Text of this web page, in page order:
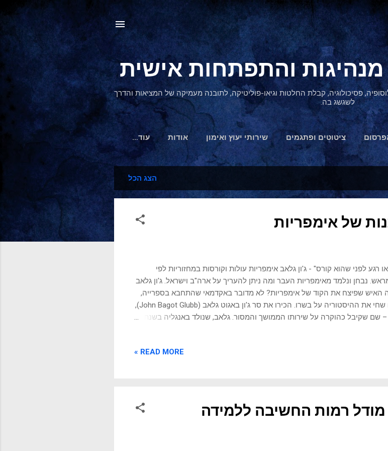
דילוג לתוכן הראשי
פסיכולוגיה, קבלת החלטות וגיאו-פוליטיקה, לתובנה מעמיקה של המציאות והדרך
לשגשג בה.
ציטוטים ופתגמים שירותי יעוץ ואימון אודות ‏עוד…
הצהרת נגישות
הצג הכל
של אימפריות
רגע לפני שהוא קורס" - ג'ון גלאב אימפריות עולות וקורסות במחזוריות לפי
נבחן ונלמד מאימפריות העבר ומה ניתן להעריך על ארה"ב וישראל. ג'ון גלאב
האיש שפיצח את הקוד של אימפריות? לא מדובר באקדמאי שהתחבא בספרייה,
אלא ב גנרל בריטי קשוח שחי את ההיסטוריה על בשרו. הכירו את סר ג'ון באגוט גלאב (John Bagot Glubb),
שם שקיבל כהוקרה על שירותו הממושך והמסור. גלאב, שנולד באנגליה בשנת
והכיר מקרוב את נופיה ואתריה העתיקים של האימפריה הרומית,
READ MORE »
רמות החשיבה ללמידה